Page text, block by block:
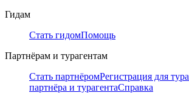
Гидам
Стать гидомПомощь
Партнёрам и турагентам
Стать партнёромРегистрация для
партнёра и турагентаСправка